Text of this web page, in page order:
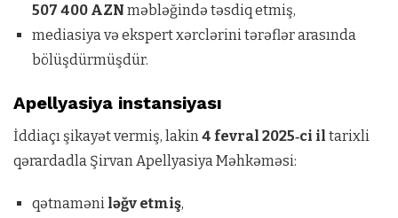
507 400 AZN məbləğində təsdiq etmiş,
mediasiya və ekspert xərclərini tərəflər arasında
bölüşdürmüşdür.
Apellyasiya instansiyası
İddiaçı şikayət vermiş, lakin 4 fevral 2025‑ci il tarixli
qərardadla Şirvan Apellyasiya Məhkəməsi:
qətnaməni ləğv etmiş,